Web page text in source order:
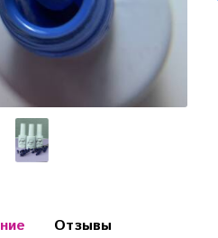
Отзывы